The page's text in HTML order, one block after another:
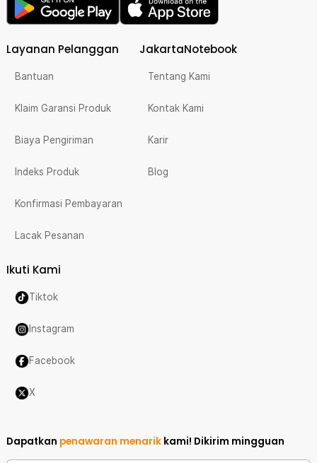
Layanan Pelanggan
Bantuan
Klaim Garansi Produk
Biaya Pengiriman
Indeks Produk
Konfirmasi Pembayaran
Lacak Pesanan
JakartaNotebook
Tentang Kami
Kontak Kami
Karir
Blog
Ikuti Kami
Tiktok
Instagram
Facebook
X
Dapatkan penawaran menarik kami! Dikirim mingguan